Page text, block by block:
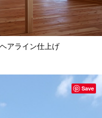
アライン仕上げ
Save